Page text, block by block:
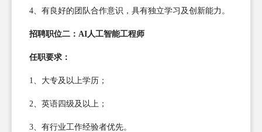
4、有良好的团队合作意识，具有独立学习及创新能力。
招聘职位二：AI人工智能工程师
任职要求：
1、大专及以上学历；
2、英语四级及以上；
3、有行业工作经验者优先。